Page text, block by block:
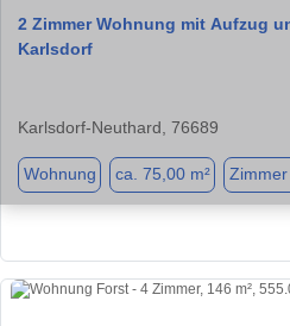
2 Zimmer Wohnung mit Aufzug
Karlsdorf
Karlsdorf-Neuthard, 76689
Wohnung ca. 75,00 m²